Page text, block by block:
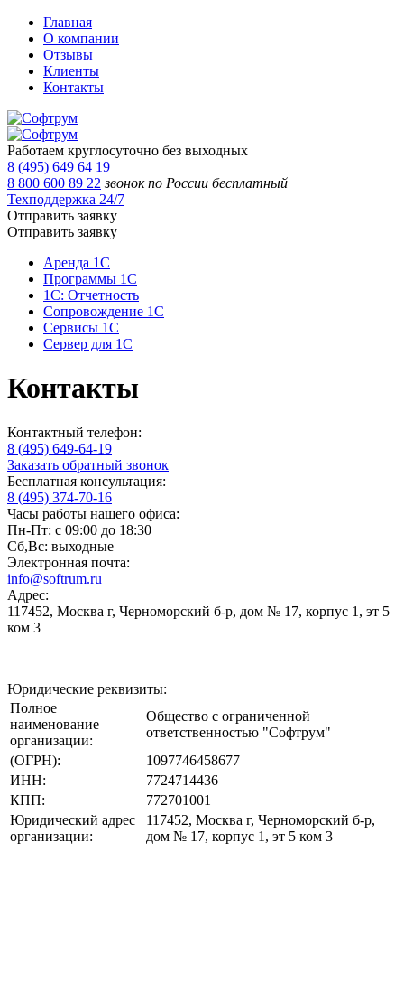
Главная
О компании
Отзывы
Клиенты
Контакты
Работаем круглосуточно без выходных
8 (495) 649 64 19
8 800 600 89 22 звонок по России бесплатный
Техподдержка 24/7
Отправить заявку
Отправить заявку
Аренда 1С
Программы 1С
1С: Отчетность
Сопровождение 1С
Сервисы 1С
Сервер для 1С
Контакты
Контактный телефон:
8 (495) 649-64-19
Заказать обратный звонок
Бесплатная консультация:
8 (495) 374-70-16
Часы работы нашего офиса:
Пн-Пт: с 09:00 до 18:30
Сб,Вс: выходные
Электронная почта:
info@softrum.ru
Адрес:
117452, Москва г, Черноморский б-р, дом № 17, корпус 1, эт 5
ком 3
Юридические реквизиты:
Полное
наименование
организации:
Общество с ограниченной
ответственностью "Софтрум"
(ОГРН):
1097746458677
ИНН:
7724714436
КПП:
772701001
Юридический адрес
организации:
117452, Москва г, Черноморский б-р,
дом № 17, корпус 1, эт 5 ком 3